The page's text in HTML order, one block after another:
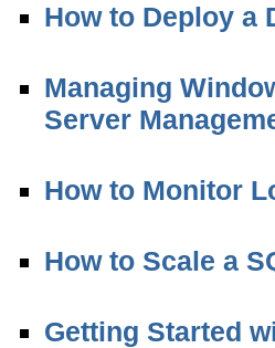
How to Deploy a
Managing
Server
How to Monitor
How to Scale a
Getting Started